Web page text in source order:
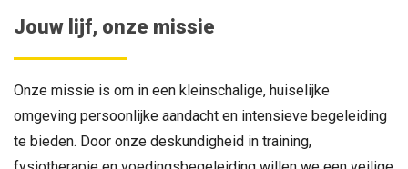
Jouw lijf, onze missie
Onze missie is om in een kleinschalige, huiselijke
omgeving persoonlijke aandacht en intensieve begeleiding
te bieden. Door onze deskundigheid in training,